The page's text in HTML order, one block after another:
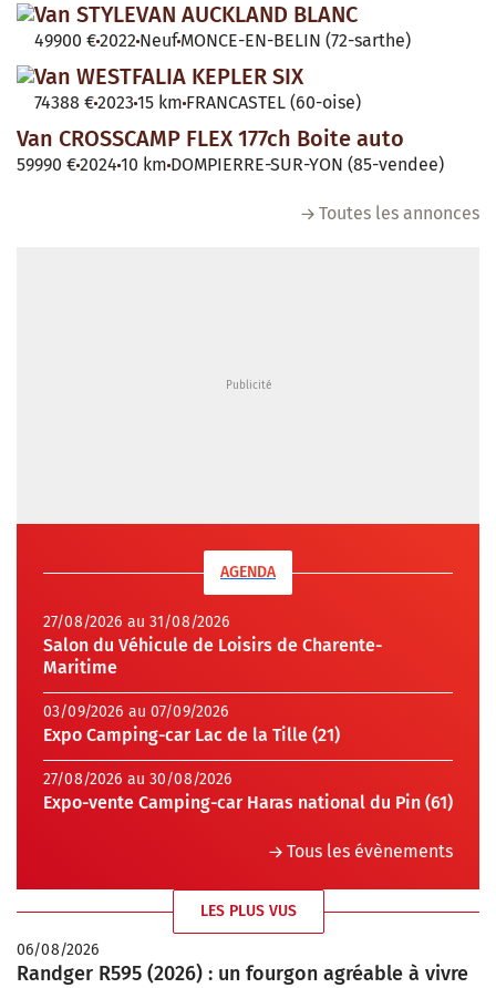
Van STYLEVAN AUCKLAND BLANC
49900 €2022 Neuf MONCE-EN-BELIN (72-sarthe)
Van WESTFALIA KEPLER SIX
74388 €2023 15 km FRANCASTEL (60-oise)
Van CROSSCAMP FLEX 177ch Boite auto
59990 €2024 10 km DOMPIERRE-SUR-YON (85-vendee)
Toutes les annonces
AGENDA
27/08/2026 au 31/08/2026
Salon du Véhicule de Loisirs de Charente-
Maritime
03/09/2026 au 07/09/2026
Expo Camping-car Lac de la Tille (21)
27/08/2026 au 30/08/2026
Expo-vente Camping-car Haras national du Pin (61)
Tous les évènements
LES PLUS VUS
06/08/2026
Randger R595 (2026) : un fourgon agréable à vivre